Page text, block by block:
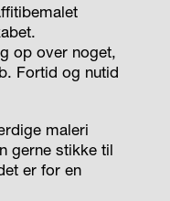
op over noget,
Fortid og nutid
maleri
gerne stikke til
er for en